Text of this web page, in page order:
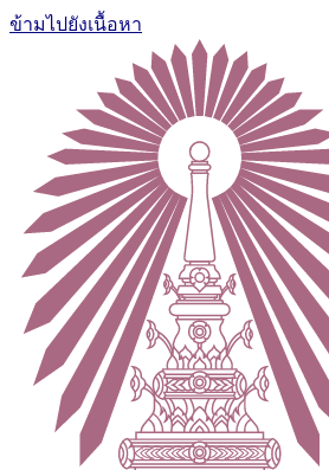
ข้ามไปยังเนื้อหา